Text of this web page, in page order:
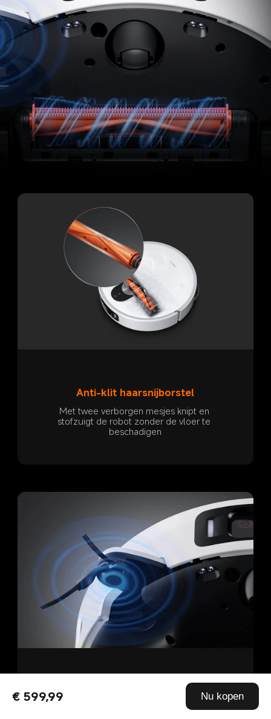
€ 599,99 Nu kopen
Anti-klit haarsnijborstel
Met twee verborgen mesjes knipt en
stofzuigt de robot zonder de vloer te
beschadigen
Het ontwerp met grote diameter en centrifugale